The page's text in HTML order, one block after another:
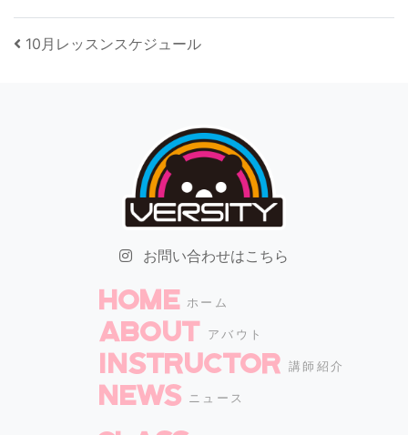
投稿ナビゲーション
10月レッスンスケジュール
お問い合わせはこちら
HOME ホーム
ABOUT アバウト
INSTRUCTOR 講師紹介
NEWS ニュース